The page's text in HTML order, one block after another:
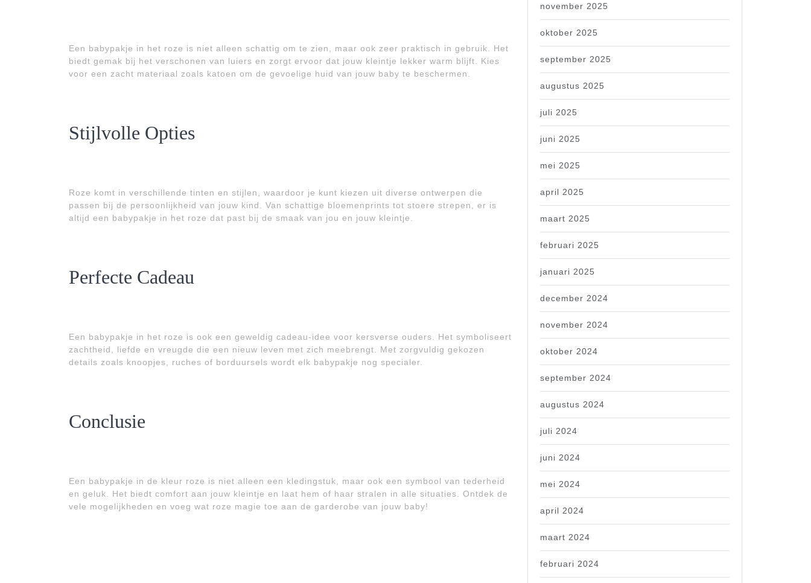
Een babypakje in het roze is niet alleen schattig om te zien, maar ook zeer praktisch in gebruik. Het
biedt gemak bij het verschonen van luiers en zorgt ervoor dat jouw kleintje lekker warm blijft. Kies
voor een zacht materiaal zoals katoen om de gevoelige huid van jouw baby te beschermen.
Stijlvolle Opties
Roze komt in verschillende tinten en stijlen, waardoor je kunt kiezen uit diverse ontwerpen die
passen bij de persoonlijkheid van jouw kind. Van schattige bloemenprints tot stoere strepen, er is
altijd een babypakje in het roze dat past bij de smaak van jou en jouw kleintje.
Perfecte Cadeau
Een babypakje in het roze is ook een geweldig cadeau-idee voor kersverse ouders. Het symboliseert
zachtheid, liefde en vreugde die een nieuw leven met zich meebrengt. Met zorgvuldig gekozen
details zoals knoopjes, ruches of borduursels wordt elk babypakje nog specialer.
Conclusie
Een babypakje in de kleur roze is niet alleen een kledingstuk, maar ook een symbool van tederheid
en geluk. Het biedt comfort aan jouw kleintje en laat hem of haar stralen in alle situaties. Ontdek de
vele mogelijkheden en voeg wat roze magie toe aan de garderobe van jouw baby!
november 2025
oktober 2025
september 2025
augustus 2025
juli 2025
juni 2025
mei 2025
april 2025
maart 2025
februari 2025
januari 2025
december 2024
november 2024
oktober 2024
september 2024
augustus 2024
juli 2024
juni 2024
mei 2024
april 2024
maart 2024
februari 2024